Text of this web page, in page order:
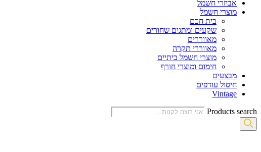
אביזרי חשמל
מוצרי חשמל
בית חכם
שקעים ומתגים שחורים
מאווררים
מאווררי תקרה
מוצרי חשמל ביתיים
חימום ומוצרי חורף
מבצעים
חיסול עודפים
Vintage
Products search